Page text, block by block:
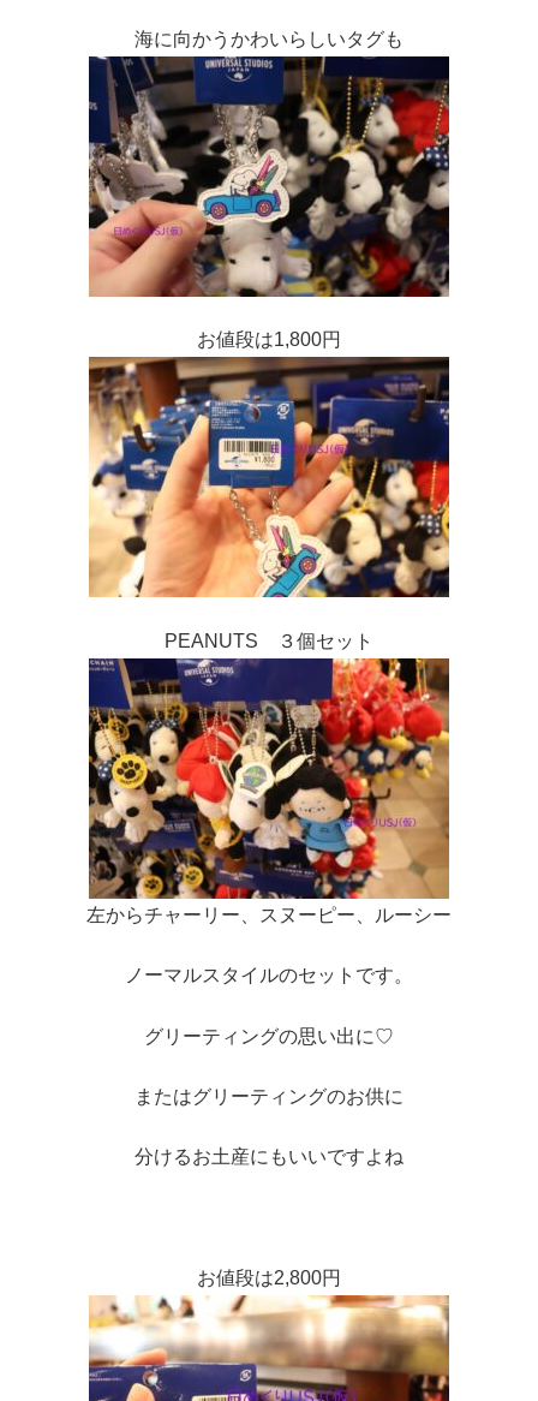
海に向かうかわいらしいタグも
お値段は1,800円
PEANUTS ３個セット
左からチャーリー、スヌーピー、ルーシー
ノーマルスタイルのセットです。
グリーティングの思い出に♡
またはグリーティングのお供に
分けるお土産にもいいですよね
お値段は2,800円